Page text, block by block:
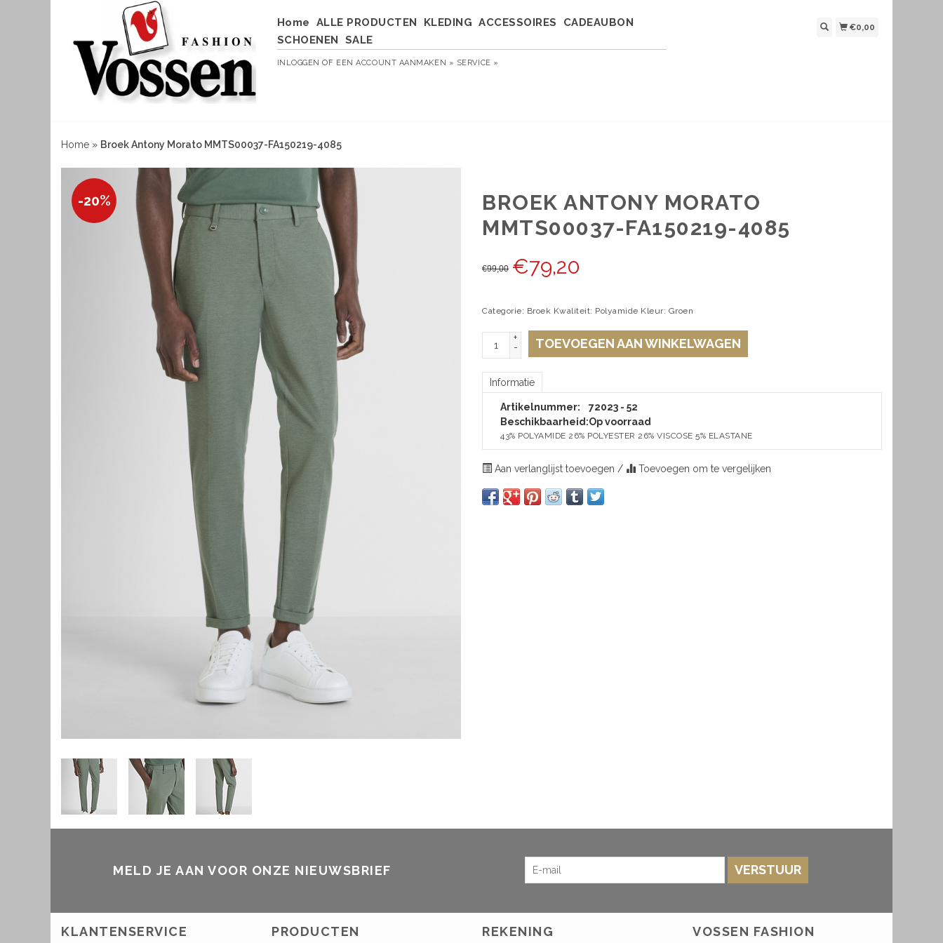
Home ALLE PRODUCTEN KLEDING ACCESSOIRES
CADEAUBON
SCHOENEN
SALE
INLOGGEN OF EEN ACCOUNT AANMAKEN » SERVICE »
€0,00
Home » Broek Antony Morato MMTS00037-FA150219-4085
-20%
BROEK ANTONY MORATO
MMTS00037-FA150219-4085
€99,00 €79,20
Categorie: Broek Kwaliteit: Polyamide Kleur: Groen
+
-
TOEVOEGEN AAN WINKELWAGEN
Informatie
Artikelnummer:
72023 - 52
Beschikbaarheid:Op voorraad
43% POLYAMIDE 26% POLYESTER 26% VISCOSE 5% ELASTANE
Aan verlanglijst toevoegen / Toevoegen om te vergelijken
MELD JE AAN VOOR ONZE NIEUWSBRIEF VERSTUUR
KLANTENSERVICE PRODUCTEN REKENING VOSSEN FASHION